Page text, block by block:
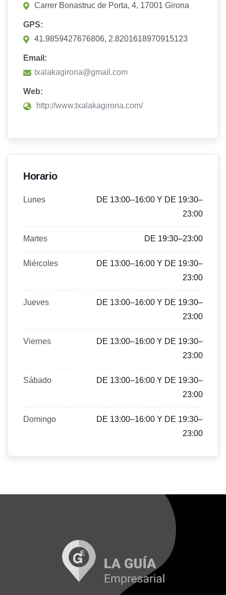
Carrer Bonastruc de Porta, 4, 17001 Girona
GPS:
41.9859427676806, 2.8201618970915123
Email:
txalakagirona@gmail.com
Web:
http://www.txalakagirona.com/
Horario
Lunes
DE 13:00–16:00 Y DE 19:30–
23:00
Martes DE 19:30–23:00
Miércoles
DE 13:00–16:00 Y DE 19:30–
23:00
Jueves
DE 13:00–16:00 Y DE 19:30–
23:00
Viernes
DE 13:00–16:00 Y DE 19:30–
23:00
Sábado
DE 13:00–16:00 Y DE 19:30–
23:00
Domingo
DE 13:00–16:00 Y DE 19:30–
23:00